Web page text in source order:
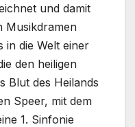
und damit
Musikdramen
in die Welt einer
den heiligen
Blut des Heilands
Speer, mit dem
1. Sinfonie